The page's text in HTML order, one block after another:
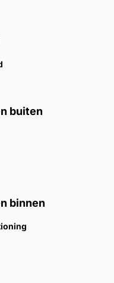
buiten
binnen